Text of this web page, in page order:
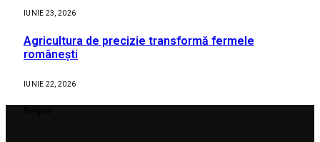
IUNIE 23, 2026
Agricultura de precizie transformă fermele
românești
IUNIE 22, 2026